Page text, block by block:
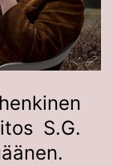
S.G.